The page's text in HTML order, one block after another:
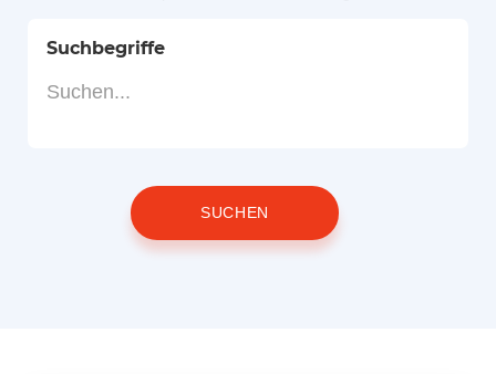
Suchbegriffe
SUCHEN